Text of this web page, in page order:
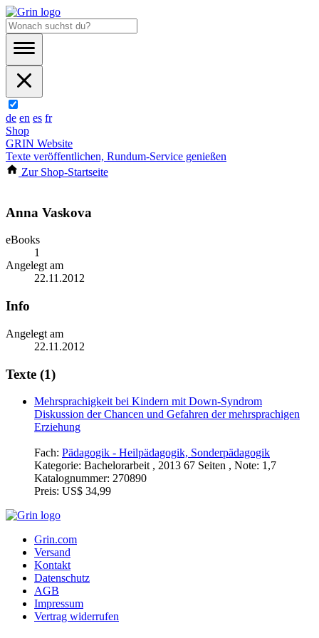
de en es fr
Shop
GRIN Website
Texte veröffentlichen, Rundum-Service genießen
Zur Shop-Startseite
Anna Vaskova
eBooks
1
Angelegt am
22.11.2012
Info
Angelegt am
22.11.2012
Texte (1)
Mehrsprachigkeit bei Kindern mit Down-Syndrom
Diskussion der Chancen und Gefahren der mehrsprachigen
Erziehung
Fach: Pädagogik - Heilpädagogik, Sonderpädagogik
Kategorie: Bachelorarbeit , 2013 67 Seiten , Note: 1,7
Katalognummer: 270890
Preis: US$ 34,99
Grin.com
Versand
Kontakt
Datenschutz
AGB
Impressum
Vertrag widerrufen